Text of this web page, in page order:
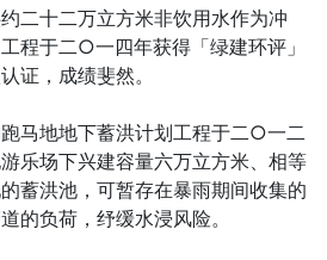
二十二万立方米非饮用水作为冲
程于二○一四年获得「绿建环评」
证，成绩斐然。
马地地下蓄洪计划工程于二○一二
乐场下兴建容量六万立方米、相等
蓄洪池，可暂存在暴雨期间收集的
的负荷，纾缓水浸风险。